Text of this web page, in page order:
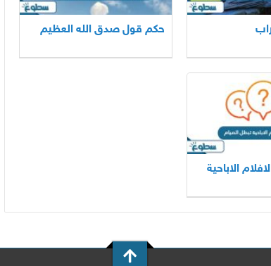
حكم قول صدق الله العظيم
الاباحية